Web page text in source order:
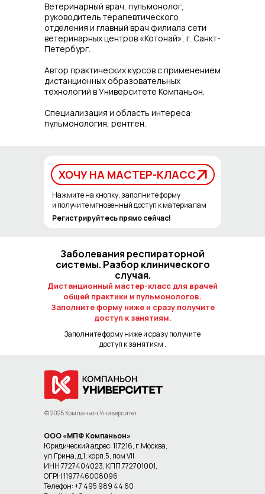
Ветеринарный врач, пульмонолог,
руководитель терапевтического
отделения и главный врач филиала сети
ветеринарных центров «Котонай», г. Санкт-
Петербург.
Автор практических курсов с применением
дистанционных образовательных
технологий в Университете Компаньон.
Специализация и область интереса:
пульмонология, рентген.
ХОЧУ НА МАСТЕР-КЛАСС
ХОЧУ НА МАСТЕР-КЛАСС
Регистрируйтесь прямо сейчас!
Нажмите на кнопку, заполните форму
и получите мгновенный доступ к материалам
Заполните форму ниже и сразу получите
доступ к занятиям .
Дистанционный мастер-класс для врачей
общей практики и пульмонологов.
Заполните форму ниже и сразу получите
доступ к занятиям.
Заболевания респираторной
системы. Разбор клинического
случая.
ООО «МПФ Компаньон»
Юридический адрес: 117216, г.Москва,
ул.Грина, д.1, корп.5, пом VII
ИНН 7727404023, КПП 772701001,
ОГРН 1197746008096
Телефон: +7 495 989 44 60
© 2025 Компаньон Университет